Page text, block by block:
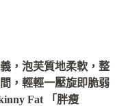
，泡芙質地柔軟，整
，輕輕一壓旋即脆弱
Fat 「胖瘦